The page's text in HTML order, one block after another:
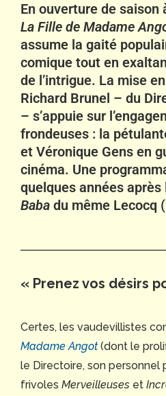
En ouverture de saison
La Fille de Madame
assume la gaité
comique tout en
de l’intrigue. La mise
Richard Brunel – du
– s’appuie sur
frondeuses : la
et Véronique Gens en
cinéma. Une
quelques années après
Baba du même Lecocq
« Prenez vos désirs
Certes, les vaudevillistes
Madame Angot(dont le
le Directoire, son personnel
frivoles Merveilleuses et